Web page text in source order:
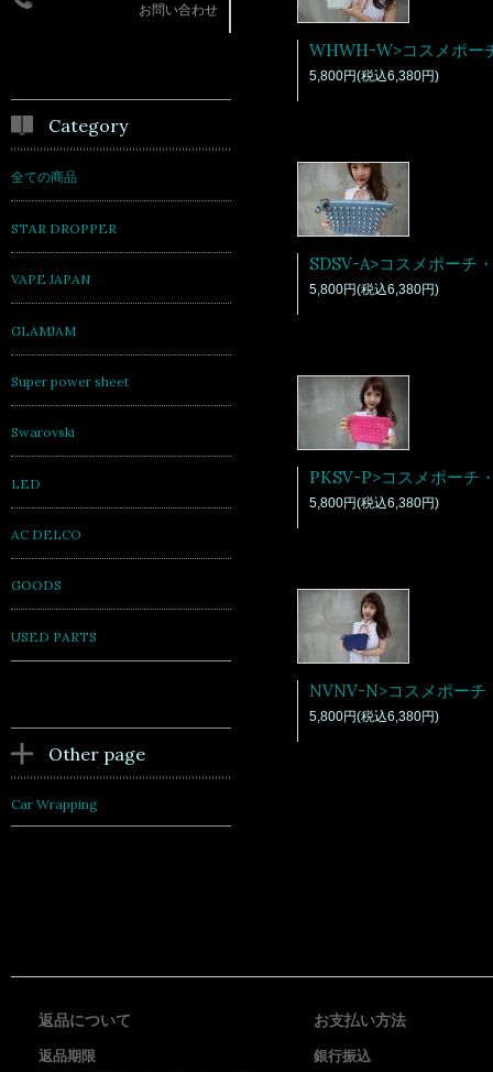
5,800円(税込6,380円)
5,800円(税込6,380円)
5,800円(税込6,380円)
5,800円(税込6,380円)
お問い合わせ
Category
全ての商品
STAR DROPPER
VAPE JAPAN
GLAMJAM
Super power sheet
Swarovski
LED
AC DELCO
GOODS
USED PARTS
Other page
Car Wrapping
返品について
返品期限
お支払い方法
銀行振込